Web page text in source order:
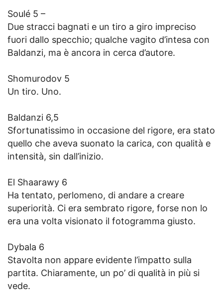
Soulé 5 –
Due stracci bagnati e un tiro a giro impreciso
fuori dallo specchio; qualche vagito d’intesa con
Baldanzi, ma è ancora in cerca d’autore.
Shomurodov 5
Un tiro. Uno.
Baldanzi 6,5
Sfortunatissimo in occasione del rigore, era stato
quello che aveva suonato la carica, con qualità e
intensità, sin dall’inizio.
El Shaarawy 6
Ha tentato, perlomeno, di andare a creare
superiorità. Ci era sembrato rigore, forse non lo
era una volta visionato il fotogramma giusto.
Dybala 6
Stavolta non appare evidente l’impatto sulla
partita. Chiaramente, un po’ di qualità in più si
vede.